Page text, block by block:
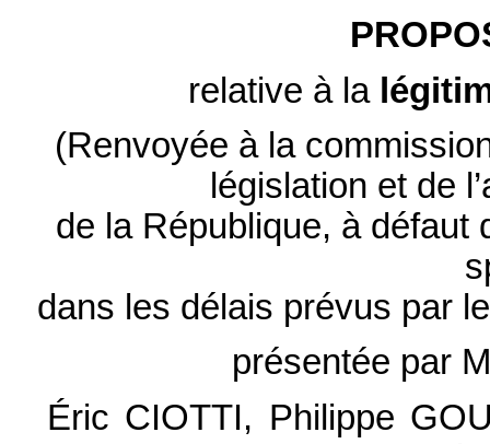
relative à la
(Renvoyée à la
législation et de
de la République, à défaut
dans les délais prévus par
présentée par
Éric CIOTTI, Philippe